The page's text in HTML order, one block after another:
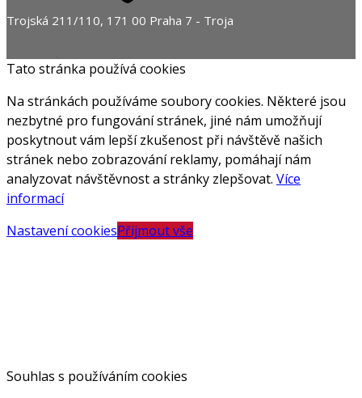
Trojská 211/110, 171 00 Praha 7 - Troja
Tato stránka používá cookies
Na stránkách používáme soubory cookies. Některé jsou
nezbytné pro fungování stránek, jiné nám umožňují
poskytnout vám lepší zkušenost při návštěvě našich
stránek nebo zobrazování reklamy, pomáhají nám
analyzovat návštěvnost a stránky zlepšovat. Více
informací
Nastavení cookiesPřijmout vše
Souhlas s používáním cookies